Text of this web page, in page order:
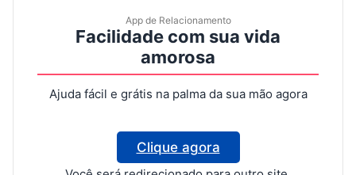
App de Relacionamento
Facilidade com sua vida
amorosa
Ajuda fácil e grátis na palma da sua mão agora
Clique agora